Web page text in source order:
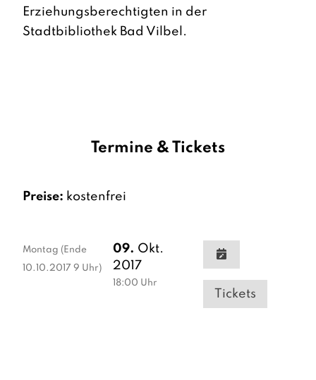
Erziehungsberechtigten in der
Stadtbibliothek Bad Vilbel.
Termine & Tickets
Preise: kostenfrei
Montag (Ende
10.10.2017 9 Uhr)
09. Okt.
2017
18:00 Uhr
Tickets